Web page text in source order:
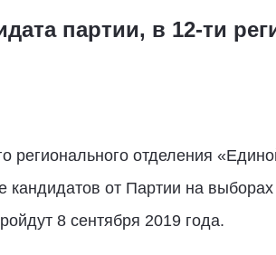
партии, в 12-ти
регионального отделения
кандидатов от Партии на выборах
8 сентября 2019 года.